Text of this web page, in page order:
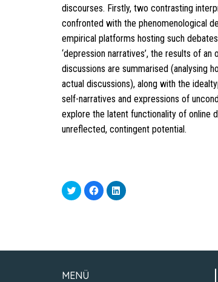
discourses. Firstly, two contrasting
confronted with the phenomenological
empirical platforms hosting such
‘depression narratives’, the results of
discussions are summarised (analysing
actual discussions), along with the
self-narratives and expressions of
explore the latent functionality of online
unreflected, contingent potential.
Click
to
share
Click
to
share
Click
to
MENÜ